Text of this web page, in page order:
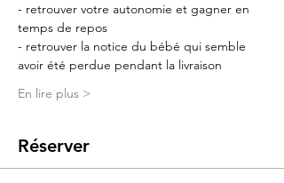
- retrouver votre autonomie et gagner en
temps de repos
- retrouver la notice du bébé qui semble
avoir été perdue pendant la livraison
En lire plus >
Réserver